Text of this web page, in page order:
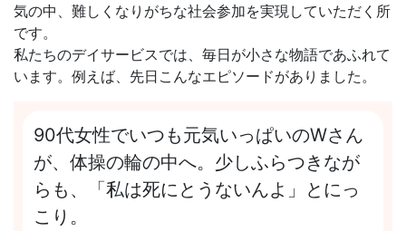
気の中、難しくなりがちな社会参加を実現していただく所
です。
私たちのデイサービスでは、毎日が小さな物語であふれて
います。例えば、先日こんなエピソードがありました。
90代女性でいつも元気いっぱいのWさん
が、体操の輪の中へ。少しふらつきなが
らも、「私は死にとうないんよ」とにっ
こり。